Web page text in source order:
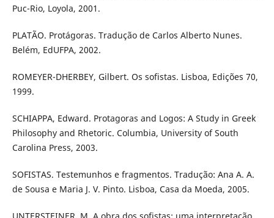
Puc-Rio, Loyola, 2001.
PLATÃO. Protágoras. Tradução de Carlos Alberto Nunes.
Belém, EdUFPA, 2002.
ROMEYER-DHERBEY, Gilbert. Os sofistas. Lisboa, Edições 70,
1999.
SCHIAPPA, Edward. Protagoras and Logos: A Study in Greek
Philosophy and Rhetoric. Columbia, University of South
Carolina Press, 2003.
SOFISTAS. Testemunhos e fragmentos. Tradução: Ana A. A.
de Sousa e Maria J. V. Pinto. Lisboa, Casa da Moeda, 2005.